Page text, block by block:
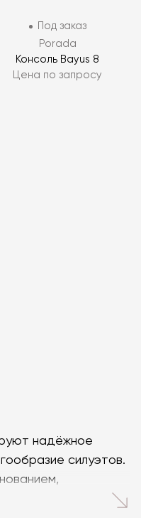
Под заказ
Porada
Консоль Bayus 8
Цена по запросу
надёжное
силуэтов.
ящиками,